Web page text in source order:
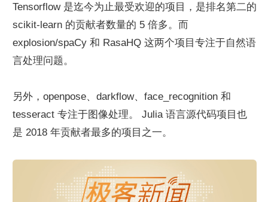
Tensorflow 是迄今为止最受欢迎的项目，是排名第二的
scikit-learn 的贡献者数量的 5 倍多。而
explosion/spaCy 和 RasaHQ 这两个项目专注于自然语
言处理问题。
另外，openpose、darkflow、face_recognition 和
tesseract 专注于图像处理。 Julia 语言源代码项目也
是 2018 年贡献者最多的项目之一。